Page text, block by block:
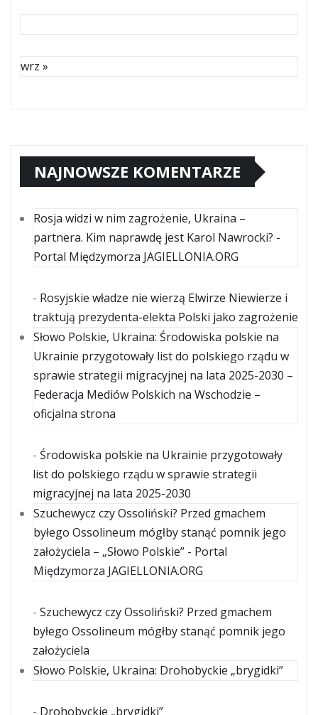
wrz »
NAJNOWSZE KOMENTARZE
Rosja widzi w nim zagrożenie, Ukraina –
partnera. Kim naprawdę jest Karol Nawrocki? -
Portal Międzymorza JAGIELLONIA.ORG
- Rosyjskie władze nie wierzą Elwirze Niewierze i
traktują prezydenta-elekta Polski jako zagrożenie
Słowo Polskie, Ukraina: Środowiska polskie na
Ukrainie przygotowały list do polskiego rządu w
sprawie strategii migracyjnej na lata 2025-2030 –
Federacja Mediów Polskich na Wschodzie –
oficjalna strona
- Środowiska polskie na Ukrainie przygotowały
list do polskiego rządu w sprawie strategii
migracyjnej na lata 2025-2030
Szuchewycz czy Ossoliński? Przed gmachem
byłego Ossolineum mógłby stanąć pomnik jego
założyciela – „Słowo Polskie” - Portal
Międzymorza JAGIELLONIA.ORG
- Szuchewycz czy Ossoliński? Przed gmachem
byłego Ossolineum mógłby stanąć pomnik jego
założyciela
Słowo Polskie, Ukraina: Drohobyckie „brygidki”
- Drohobyckie „brygidki”